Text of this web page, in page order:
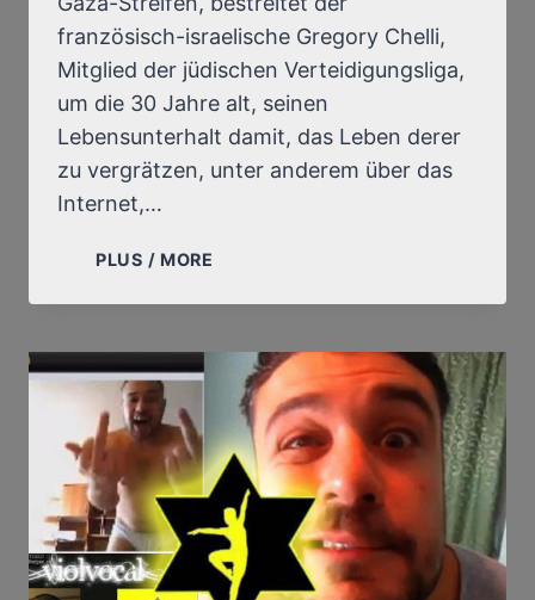
französisch-israelische Gregory Chelli,
Mitglied der jüdischen Verteidigungsliga,
um die 30 Jahre alt, seinen
Lebensunterhalt damit, das Leben derer
zu vergrätzen, unter anderem über das
Internet,…
PLUS / MORE
GREGORY
(ALIAS
ULCAN,
ALIAS
VIOLVOCAL)
ODER
DIE
UNTÄTIGKEIT,
BISHER,
DER